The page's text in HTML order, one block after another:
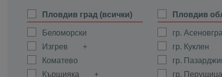
Пловдив град (всички)
Беломорски
Изгрев
Коматево
Кършияка
Пловдив
гр.
гр. Куклен
гр.
гр. Перущица